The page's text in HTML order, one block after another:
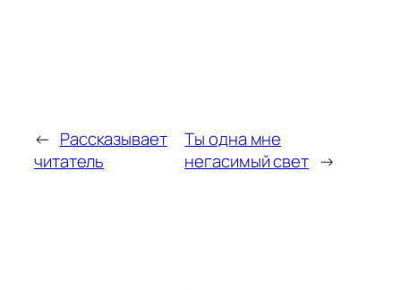
← Рассказывает
читатель
Ты одна мне
негасимый свет →